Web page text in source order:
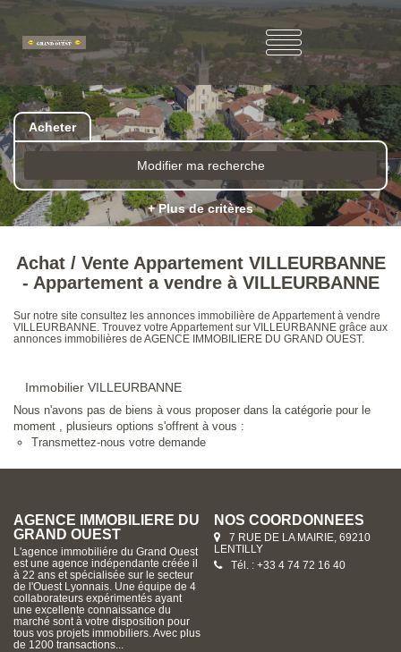
Acheter
Modifier ma recherche
+ Plus de critères
Achat / Vente Appartement VILLEURBANNE
- Appartement a vendre à VILLEURBANNE
Sur notre site consultez les annonces immobilière de Appartement à vendre
VILLEURBANNE. Trouvez votre Appartement sur VILLEURBANNE grâce aux
annonces immobilières de AGENCE IMMOBILIERE DU GRAND OUEST.
Immobilier VILLEURBANNE
Nous n'avons pas de biens à vous proposer dans la catégorie pour le
moment , plusieurs options s'offrent à vous :
Transmettez-nous votre demande
AGENCE IMMOBILIERE DU
GRAND OUEST
L'agence immobiliére du Grand Ouest
est une agence indépendante créée il
à 22 ans et spécialisée sur le secteur
de l'Ouest Lyonnais. Une équipe de 4
collaborateurs expérimentés ayant
une excellente connaissance du
marché sont à votre disposition pour
tous vos projets immobiliers. Avec plus
de 1200 transactions...
NOS COORDONNÉES
7 RUE DE LA MAIRIE, 69210
LENTILLY
Tél. : +33 4 74 72 16 40